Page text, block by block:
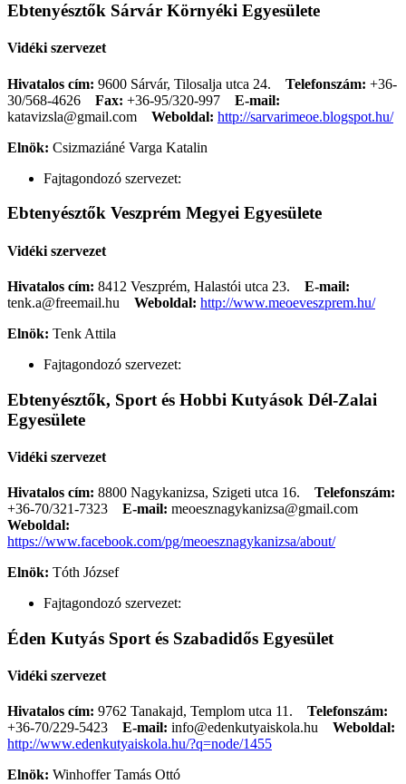
Ebtenyésztők Sárvár Környéki Egyesülete
Vidéki szervezet
Hivatalos cím: 9600 Sárvár, Tilosalja utca 24. Telefonszám: +36-
30/568-4626
Fax: +36-95/320-997
E-mail:
katavizsla@gmail.com
Weboldal: http://sarvarimeoe.blogspot.hu/
Elnök: Csizmaziáné Varga Katalin
Fajtagondozó szervezet:
Ebtenyésztők Veszprém Megyei Egyesülete
Vidéki szervezet
Hivatalos cím: 8412 Veszprém, Halastói utca 23. E-mail:
tenk.a@freemail.hu
Weboldal: http://www.meoeveszprem.hu/
Elnök: Tenk Attila
Fajtagondozó szervezet:
Ebtenyésztők, Sport és Hobbi Kutyások Dél-Zalai
Egyesülete
Vidéki szervezet
Hivatalos cím: 8800 Nagykanizsa, Szigeti utca 16. Telefonszám:
+36-70/321-7323
E-mail: meoesznagykanizsa@gmail.com
Weboldal:
https://www.facebook.com/pg/meoesznagykanizsa/about/
Elnök: Tóth József
Fajtagondozó szervezet:
Éden Kutyás Sport és Szabadidős Egyesület
Vidéki szervezet
Hivatalos cím: 9762 Tanakajd, Templom utca 11. Telefonszám:
+36-70/229-5423
E-mail: info@edenkutyaiskola.hu
Weboldal:
http://www.edenkutyaiskola.hu/?q=node/1455
Elnök: Winhoffer Tamás Ottó